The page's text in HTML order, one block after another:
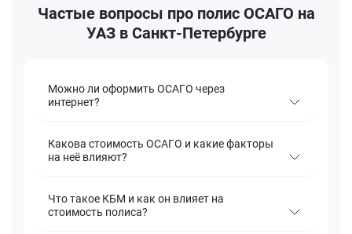
Частые вопросы про полис ОСАГО на
УАЗ в Санкт-Петербурге
Можно ли оформить ОСАГО через
интернет?
Какова стоимость ОСАГО и какие факторы
на неё влияют?
Что такое КБМ и как он влияет на
стоимость полиса?